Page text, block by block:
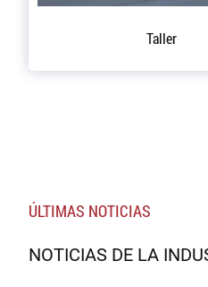
ÚLTIMAS NOTICIAS
NOTICIAS DE LA